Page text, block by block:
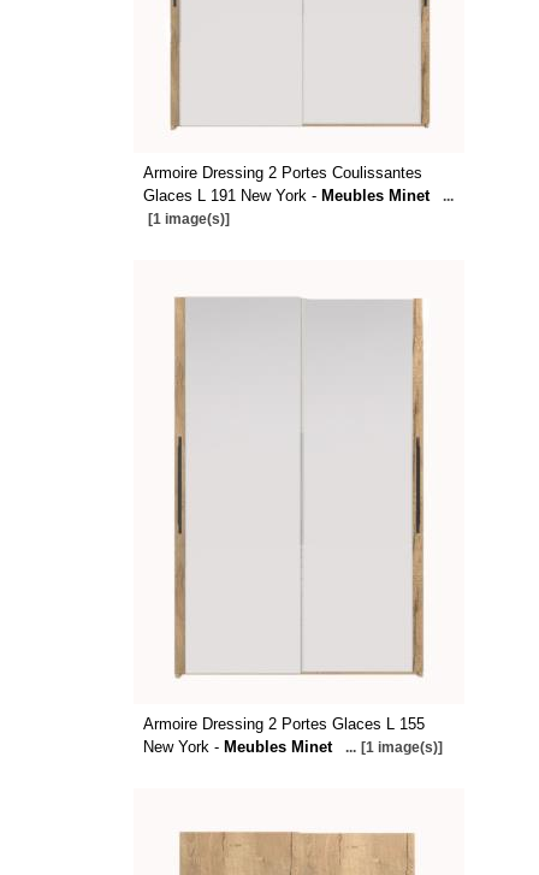
Armoire Dressing 2 Portes Coulissantes
Glaces L 191 New York - Meubles Minet
...
[1 image(s)]
Armoire Dressing 2 Portes Glaces L 155
New York - Meubles Minet ... [1 image(s)]